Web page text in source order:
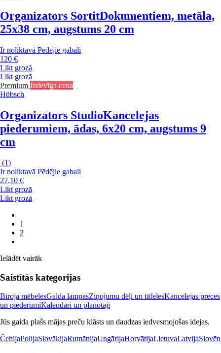
Organizators SortitDokumentiem, metāla,
25x38 cm, augstums 20 cm
Ir noliktavā Pēdējie gabali
120 €
Likt grozā
Likt grozā
Premium Izdevīga cena
Hübsch
Organizators StudioKancelejas
piederumiem, ādas, 6x20 cm, augstums 9
cm
(1)
Ir noliktavā Pēdējie gabali
27,10 €
Likt grozā
Likt grozā
1
2
Ielādēt vairāk
Saistītās kategorijas
Biroja mēbelesGalda lampasZiņojumu dēļi un tāfelesKancelejas preces
un piederumiKalendāri un plānotāji
Jūs gaida plašs mājas preču klāsts un daudzas iedvesmojošas idejas.
ČehijaPolijaSlovākijaRumānijaUngārijaHorvātijaLietuvaLatvija